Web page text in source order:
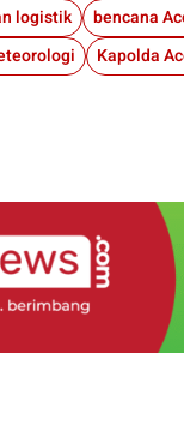
logistik
bencana
Kapolda